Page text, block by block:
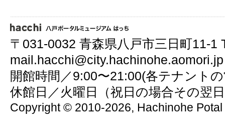
〒031-0032 青森県八戸市三日町11-
mail.hacchi@city.hachinohe.aomori.jp
開館時間／9:00〜21:00(各テナント
休館日／火曜日（祝日の場合その翌
Copyright © 2010-2026, Hachinohe